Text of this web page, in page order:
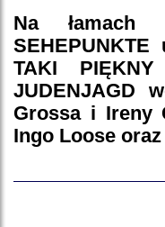
Na łamach
TAKI
JUDENJAGD
Grossa i Ireny
Ingo Loose